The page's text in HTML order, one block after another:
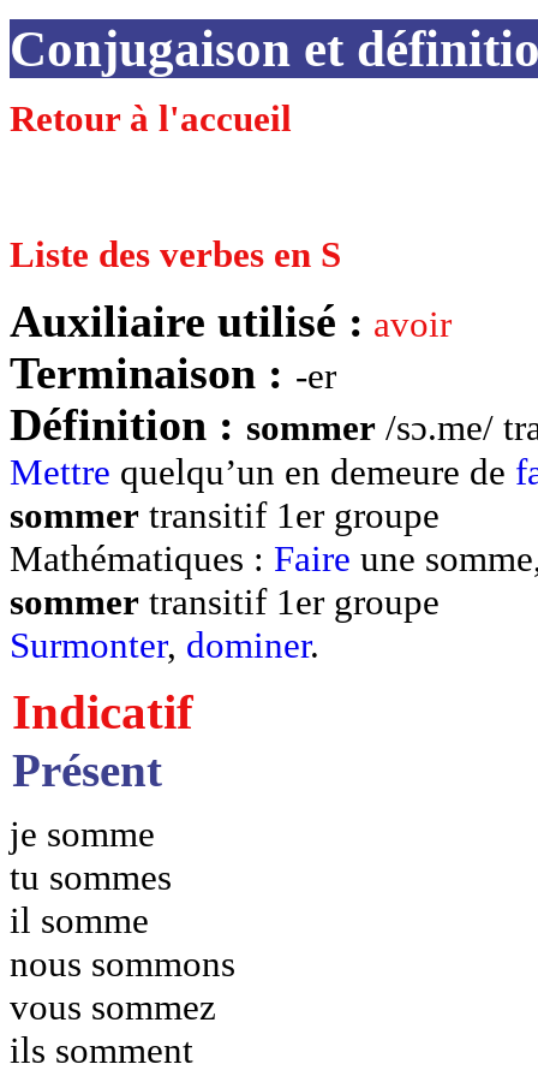
Conjugaison et
Retour à l'accueil
Liste des verbes en S
Auxiliaire utilisé : avoir
Terminaison : -er
Définition : sommer /sɔ.me/
Mettre quelqu’un en demeure de
sommer transitif 1er groupe
Mathématiques : Faire une
sommer transitif 1er groupe
Surmonter, dominer.
Indicatif
Présent
je somme
tu sommes
il somme
nous sommons
vous sommez
ils somment